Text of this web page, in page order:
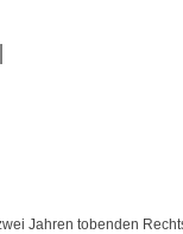
Jahren tobenden